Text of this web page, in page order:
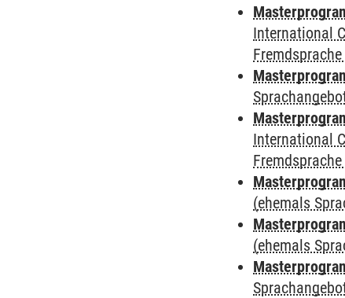
International
Fremdsprache
International
Fremdsprache
(ehemals
(ehemals